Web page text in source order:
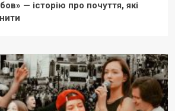
— історію про почуття, які